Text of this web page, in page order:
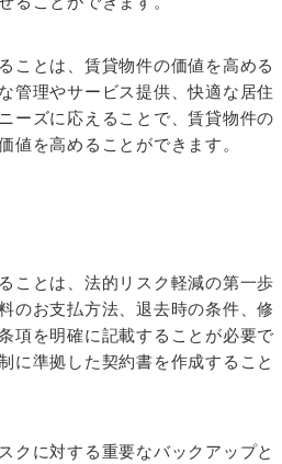
ことは、賃貸物件の価値を高める
管理やサービス提供、快適な居住
ーズに応えることで、賃貸物件の
値を高めることができます。
ことは、法的リスク軽減の第一歩
のお支払方法、退去時の条件、修
項を明確に記載することが必要で
に準拠した契約書を作成すること
クに対する重要なバックアップと